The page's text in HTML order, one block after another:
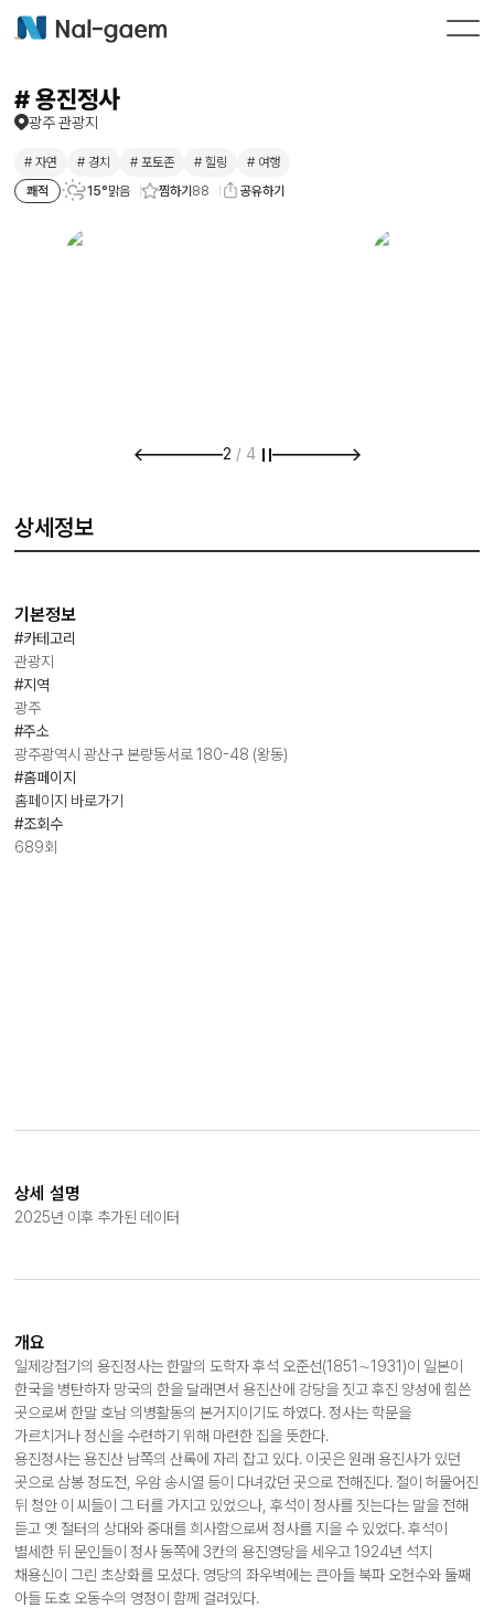
# 용진정사
광주 관광지
# 자연 # 경치 # 포토존 # 힐링
# 여행
쾌적
15°맑음 찜하기 88 공유하기
2 / 4
상세정보
기본정보
#카테고리
관광지
#지역
광주
#주소
광주광역시 광산구 본량동서로 180-48 (왕동)
#홈페이지
홈페이지 바로가기
#조회수
689회
상세 설명
2025년 이후 추가된 데이터
개요
일제강점기의 용진정사는 한말의 도학자 후석 오준선(1851∼1931)이 일본이
한국을 병탄하자 망국의 한을 달래면서 용진산에 강당을 짓고 후진 양성에 힘쓴
곳으로써 한말 호남 의병활동의 본거지이기도 하였다. 정사는 학문을
가르치거나 정신을 수련하기 위해 마련한 집을 뜻한다.
용진정사는 용진산 남쪽의 산록에 자리 잡고 있다. 이곳은 원래 용진사가 있던
곳으로 삼봉 정도전, 우암 송시열 등이 다녀갔던 곳으로 전해진다. 절이 허물어진
뒤 청안 이 씨들이 그 터를 가지고 있었으나, 후석이 정사를 짓는다는 말을 전해
듣고 옛 절터의 상대와 중대를 희사함으로써 정사를 지을 수 있었다. 후석이
별세한 뒤 문인들이 정사 동쪽에 3칸의 용진영당을 세우고 1924년 석지
채용신이 그린 초상화를 모셨다. 영당의 좌우벽에는 큰아들 북파 오헌수와 둘째
아들 도호 오동수의 영정이 함께 걸려있다.